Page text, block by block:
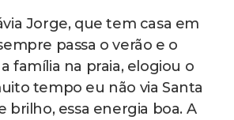
Jorge, que tem casa em
passa o verão e o
família na praia, elogiou o
tempo eu não via Santa
brilho, essa energia boa. A